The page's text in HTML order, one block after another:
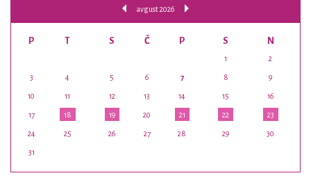
avgust 2026
P T S Č P S N
1 2
3 4 5 6 7 8 9
10 11 12 13 14 15 16
17 18 19 20 21 22 23
24 25 26 27 28 29 30
31